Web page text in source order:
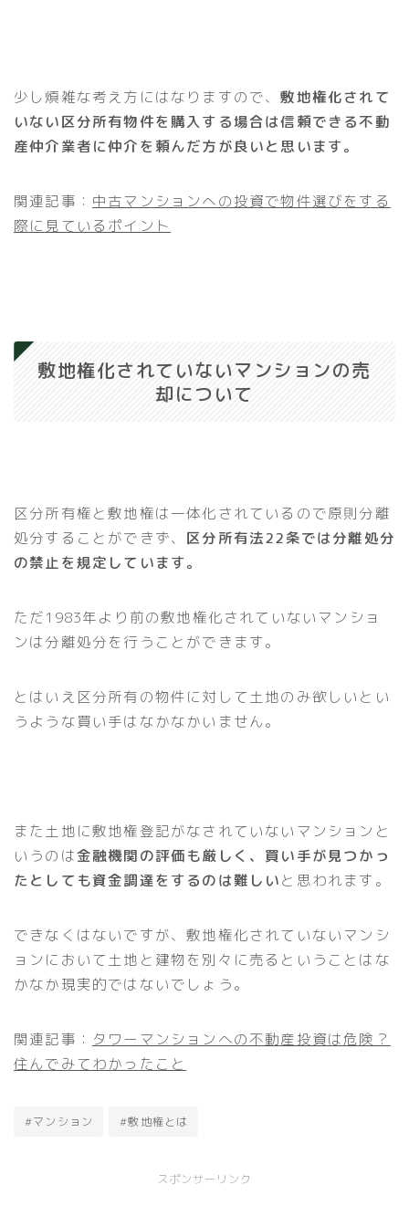
少し煩雑な考え方にはなりますので、敷地権化されて
いない区分所有物件を購入する場合は信頼できる不動
産仲介業者に仲介を頼んだ方が良いと思います。
関連記事： 中古マンションへの投資で物件選びをする
際に見ているポイント
敷地権化されていないマンションの売
却について
区分所有権と敷地権は一体化されているので原則分離
処分することができず、 区分所有法22条では分離処分
の禁止を規定しています。
ただ1983年より前の敷地権化されていないマンショ
ンは分離処分を行うことができます。
とはいえ区分所有の物件に対して土地のみ欲しいとい
うような買い手はなかなかいません。
また土地に敷地権登記がなされていないマンションと
いうのは金融機関の評価も厳しく、買い手が見つかっ
たとしても資金調達をするのは難しいと思われます。
できなくはないですが、敷地権化されていないマンシ
ョンにおいて土地と建物を別々に売るということはな
かなか現実的ではないでしょう。
関連記事： タワーマンションへの不動産投資は危険？
住んでみてわかったこと
#マンション #敷地権とは
スポンサーリンク